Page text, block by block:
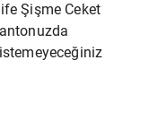
Şişme Ceket